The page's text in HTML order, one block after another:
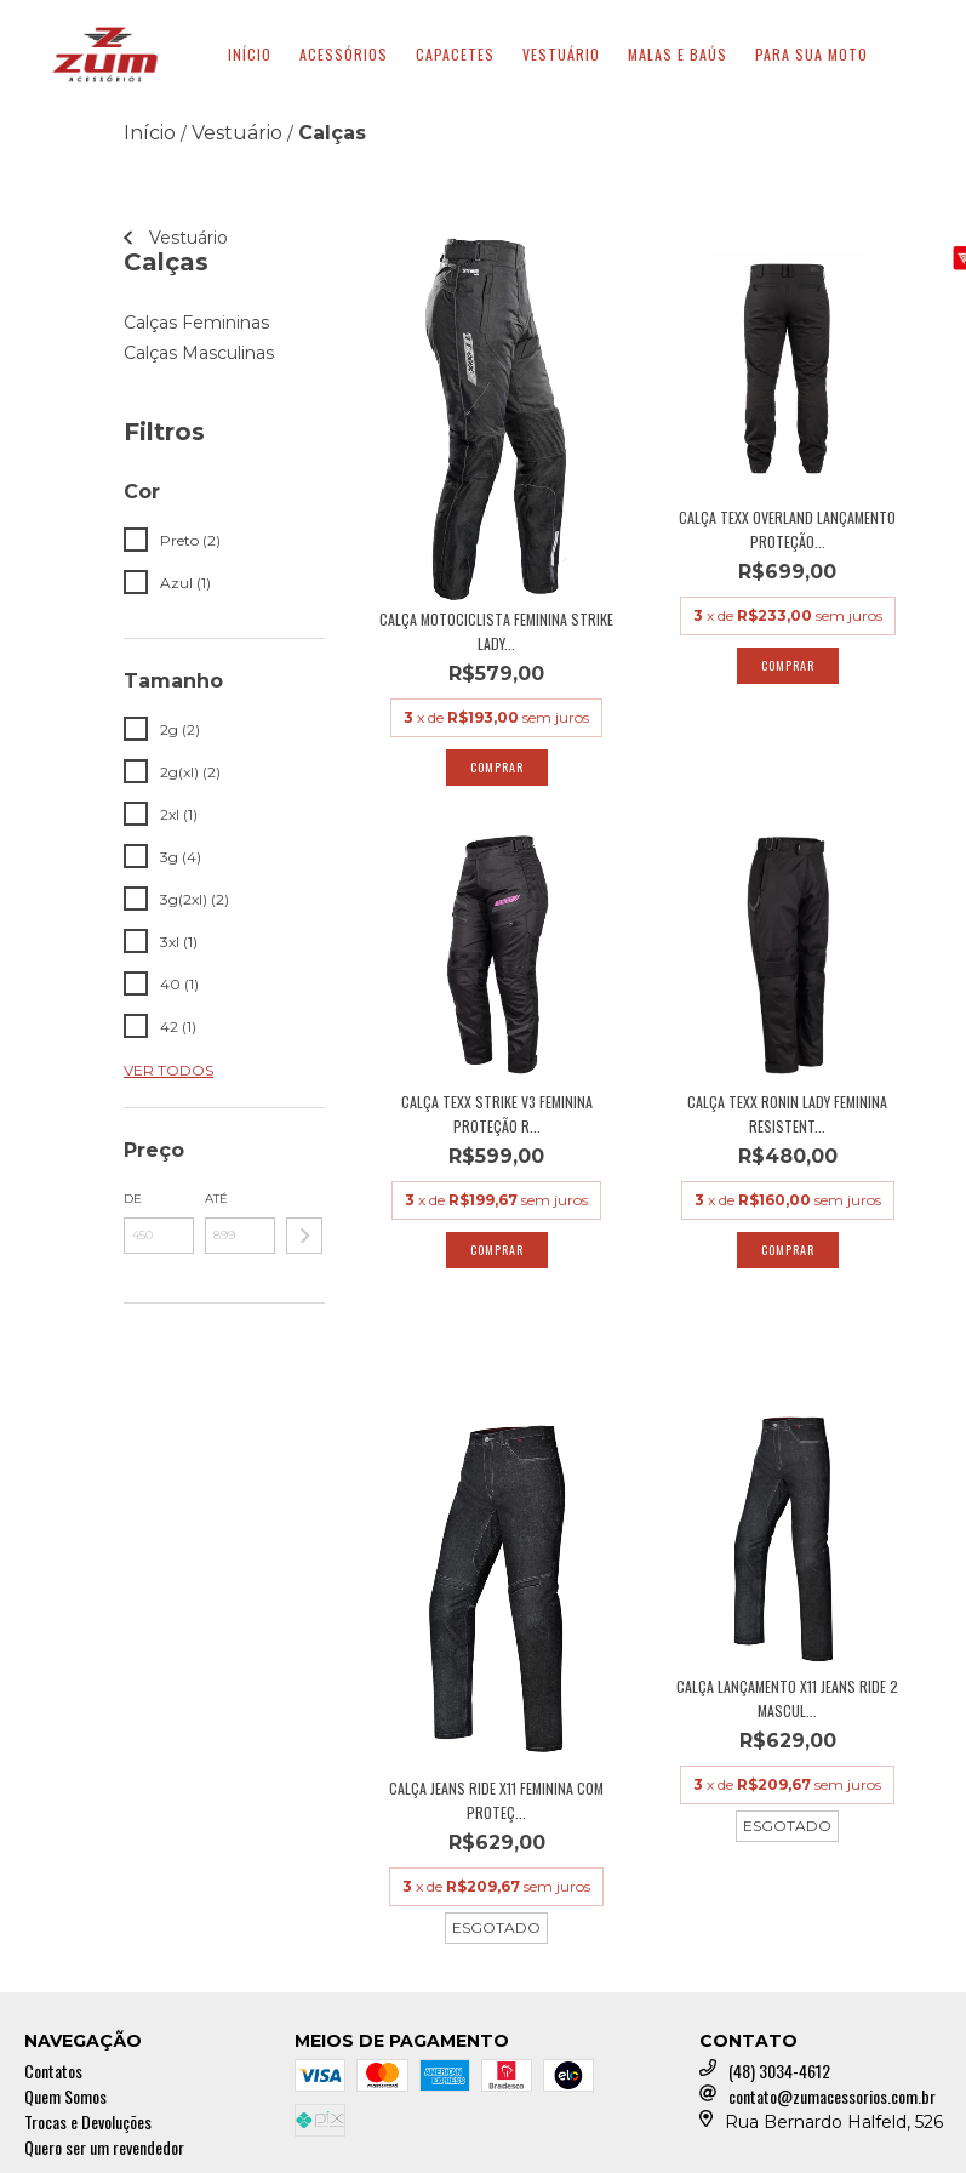
INÍCIO ACESSÓRIOS CAPACETES VESTUÁRIO MALAS E BAÚS PARA SUA MOTO
Início / Vestuário / Calças
Vestuário
Calças
Calças Femininas
Calças Masculinas
Filtros
Cor
Preto (2)
Azul (1)
Tamanho
2g (2)
2g(xl) (2)
2xl (1)
3g (4)
3g(2xl) (2)
3xl (1)
40 (1)
42 (1)
VER TODOS
Preço
DE ATÉ
CALÇA MOTOCICLISTA FEMININA STRIKE
LADY...
R$579,00
3 x de R$193,00 sem juros
COMPRAR
CALÇA TEXX OVERLAND LANÇAMENTO
PROTEÇÃO...
R$699,00
3 x de R$233,00 sem juros
COMPRAR
CALÇA TEXX STRIKE V3 FEMININA
PROTEÇÃO R...
R$599,00
3 x de R$199,67 sem juros
COMPRAR
CALÇA TEXX RONIN LADY FEMININA
RESISTENT...
R$480,00
3 x de R$160,00 sem juros
COMPRAR
CALÇA JEANS RIDE X11 FEMININA COM
PROTEÇ...
R$629,00
3 x de R$209,67 sem juros
ESGOTADO
CALÇA LANÇAMENTO X11 JEANS RIDE 2
MASCUL...
R$629,00
3 x de R$209,67 sem juros
ESGOTADO
NAVEGAÇÃO
Contatos
Quem Somos
Trocas e Devoluções
Quero ser um revendedor
MEIOS DE PAGAMENTO CONTATO
(48) 3034-4612
contato@zumacessorios.com.br
Rua Bernardo Halfeld, 526